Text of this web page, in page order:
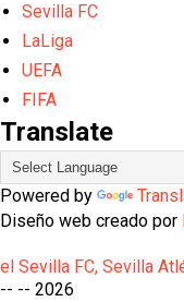
Sevilla FC
LaLiga
UEFA
FIFA
Translate
Powered by
Diseño web creado por
el Sevilla FC, Sevilla
-- -- 2026